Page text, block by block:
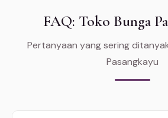
FAQ: Toko Bunga
Pertanyaan yang sering
Pasangkayu